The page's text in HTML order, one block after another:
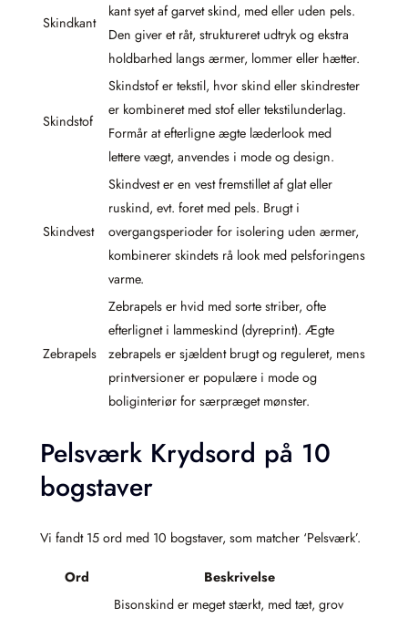
Skindkant
kant syet af garvet skind, med eller uden pels.
Den giver et råt, struktureret udtryk og ekstra
holdbarhed langs ærmer, lommer eller hætter.
Skindstof
Skindstof er tekstil, hvor skind eller skindrester
er kombineret med stof eller tekstilunderlag.
Formår at efterligne ægte læderlook med
lettere vægt, anvendes i mode og design.
Skindvest
Skindvest er en vest fremstillet af glat eller
ruskind, evt. foret med pels. Brugt i
overgangsperioder for isolering uden ærmer,
kombinerer skindets rå look med pelsforingens
varme.
Zebrapels
Zebrapels er hvid med sorte striber, ofte
efterlignet i lammeskind (dyreprint). Ægte
zebrapels er sjældent brugt og reguleret, mens
printversioner er populære i mode og
boliginteriør for særpræget mønster.
Pelsværk Krydsord på 10
bogstaver
Vi fandt 15 ord med 10 bogstaver, som matcher ‘Pelsværk’.
Ord Beskrivelse
Bisonskind er meget stærkt, med tæt, grov